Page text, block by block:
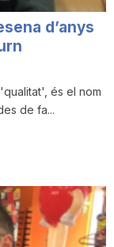
d’anys
és el nom
de fa...